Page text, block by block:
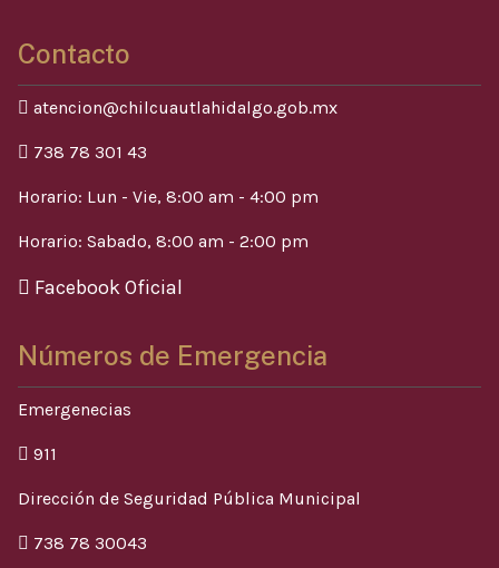
Contacto
atencion@chilcuautlahidalgo.gob.mx
738 78 301 43
Horario: Lun - Vie, 8:00 am - 4:00 pm
Horario: Sabado, 8:00 am - 2:00 pm
Facebook Oficial
Números de Emergencia
Emergenecias
911
Dirección de Seguridad Pública Municipal
738 78 30043